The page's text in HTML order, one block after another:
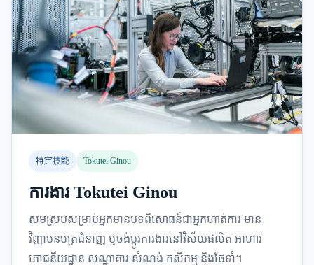
特定技能 Tokutei Ginou
ការងារ Tokutei Ginou
សមស្របសម្រាប់អ្នកមានបទពិសោធន៍ជាអ្នកហាត់ការ មាន
វិញ្ញាបនបត្រជំនាញ ឬចង់ប្តូរការងារនៅវិស័យផលិត អាហារ
ភោជនីយដ្ឋាន សណ្ឋាគារ សំណង់ កសិកម្ម និងថែទាំ។